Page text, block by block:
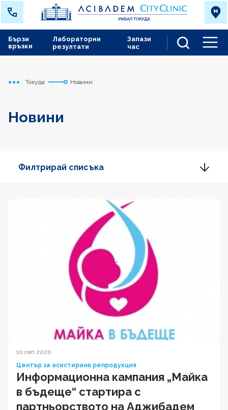
Лабораторни
резултати
Запази
час
Бързи
връзки
Начало
Токуда Новини
Новини
Филтрирай списъка
10 сеп 2020
Център за асистирана репродукция
Информационна кампания „Майка
в бъдеще“ стартира с
партньорството на Аджибадем